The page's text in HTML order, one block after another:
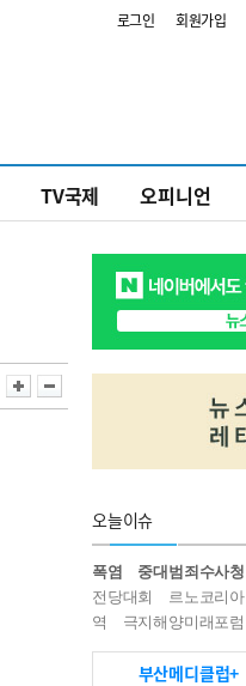
로그인 회원가입
TV국제 오피니언
오늘이슈
폭염 중대범죄수사청
전당대회
르노코리아
역
극지해양미래포럼
부산메디클럽+